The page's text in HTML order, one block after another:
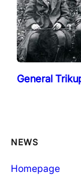
General
NEWS
Homepage